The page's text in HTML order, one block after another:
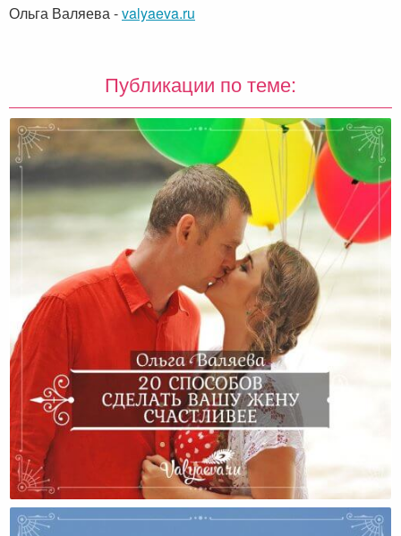
Ольга Валяева-valyaeva.ru
Публикации по теме:
20 Способов Сделать Вашу Жену Счастливее